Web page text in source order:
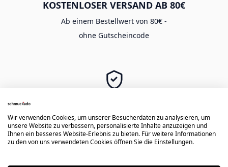
KOSTENLOSER VERSAND AB 80€
Ab einem Bestellwert von 80€ -
ohne Gutscheincode
Langlebige Gravur -
sichere Zahlung & Käuferschutz
Wir verwenden Cookies, um unserer Besucherdaten zu analysieren, um
unsere Website zu verbessern, personalisierte Inhalte anzuzeigen und
Ihnen ein besseres Website-Erlebnis zu bieten. Für weitere Informationen
zu den von uns verwendeten Cookies öffnen Sie die Einstellungen.